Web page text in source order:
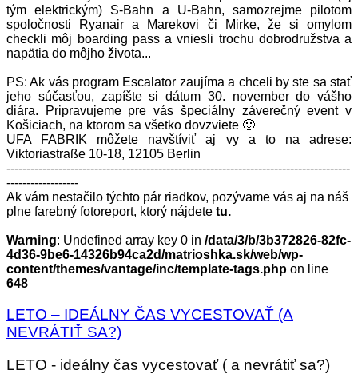
tým elektrickým) S-Bahn a U-Bahn, samozrejme pilotom
spoločnosti
Ryanair a Marekovi či Mirke, že si omylom
checkli môj boarding pass a vniesli trochu dobrodružstva a
napätia do môjho života...
PS: Ak vás program Escalator zaujíma a chceli by ste sa stať
jeho súčasťou, zapíšte si dátum 30. november do vášho
diára. Pripravujeme pre vás špeciálny záverečný event v
Košiciach, na ktorom sa všetko dovzviete 🙂
UFA FABRIK môžete navštíviť aj vy a to na adrese:
Viktoriastraße 10-18, 12105 Berlin
--------------------------------------------------------------------------------------
------------------
Ak vám nestačilo týchto pár riadkov, pozývame vás aj na náš
plne farebný fotoreport, ktorý nájdete tu.
Warning: Undefined array key 0 in /data/3/b/3b372826-82fc-
4d36-9be6-14326b94ca2d/matrioshka.sk/web/wp-
content/themes/vantage/inc/template-tags.php on line
648
LETO – IDEÁLNY ČAS VYCESTOVAŤ (A
NEVRÁTIŤ SA?)
LETO - ideálny čas vycestovať ( a nevrátiť sa?)